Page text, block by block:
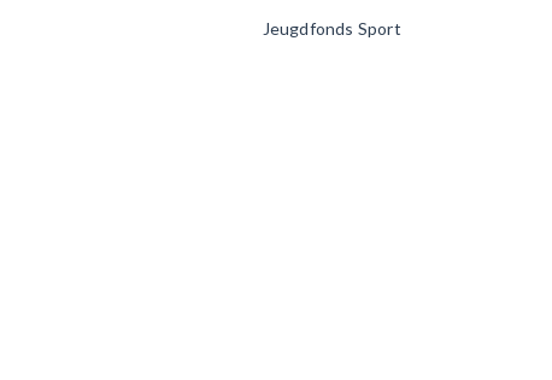
Jeugdfonds Sport